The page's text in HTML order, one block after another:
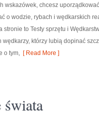
wskazówek, chcesz
o wodzie, rybach i wędkarskich
stronie to Testy sprzętu i
którzy lubią dopinać
o tym, [ Read More ]
świata